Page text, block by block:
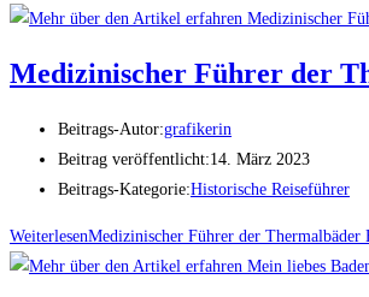
Medizinischer Führer der
Beitrags-Autor:grafikerin
Beitrag veröffentlicht:14. März 2023
Beitrags-Kategorie:Historische Reiseführer
WeiterlesenMedizinischer Führer der